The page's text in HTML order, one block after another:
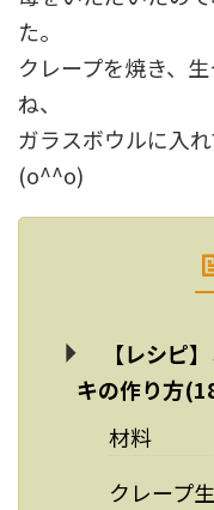
た。
クレープを焼き、
ね、
ガラスボウルに入
(o^^o)
【レシピ
キの作り方
材料
クレープ